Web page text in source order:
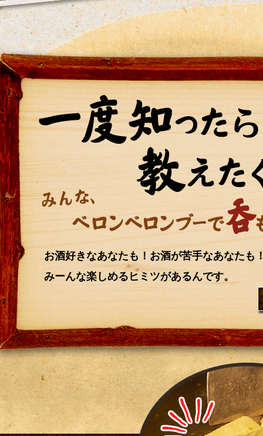
お酒好きなあなたも！お酒が苦手なあなたも
みーんな楽しめるヒミツがあるんです。